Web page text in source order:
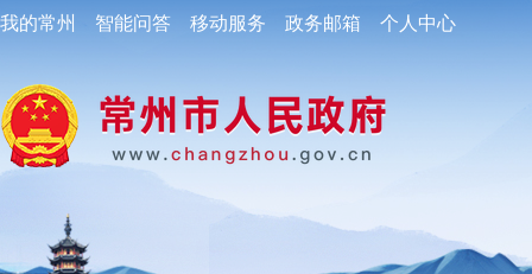
我的常州 智能问答 移动服务 政务邮箱 个人中心